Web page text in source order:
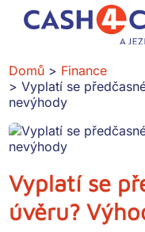
Vyplatí se předčasné
CASH4CAR
FAQ
BLOG
SLUŽBY
KONTAKT
Domů
Finance
Vyplatí se
nevýhody
Vyplatí se
úvěru?